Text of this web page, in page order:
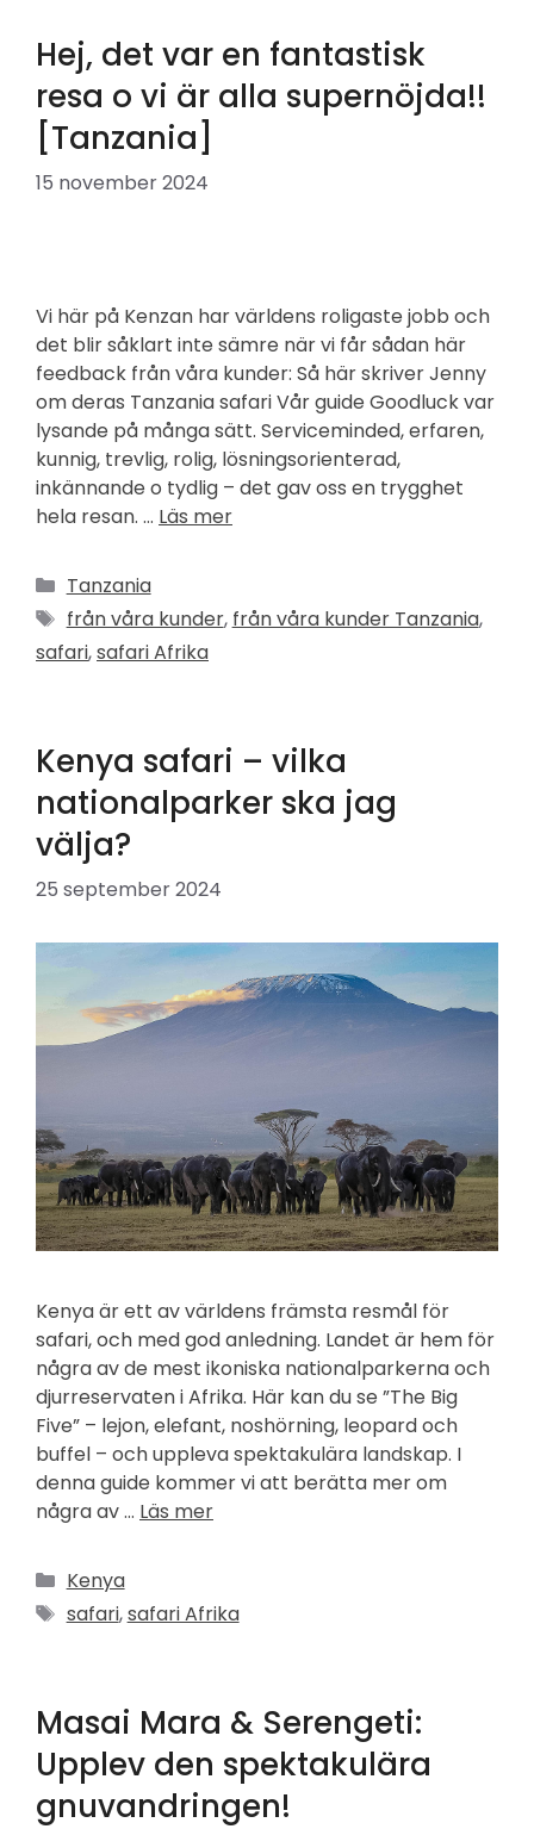
Hej, det var en fantastisk
resa o vi är alla supernöjda!!
[Tanzania]
15 november 2024
Vi här på Kenzan har världens roligaste jobb och
det blir såklart inte sämre när vi får sådan här
feedback från våra kunder: Så här skriver Jenny
om deras Tanzania safari Vår guide Goodluck var
lysande på många sätt. Serviceminded, erfaren,
kunnig, trevlig, rolig, lösningsorienterad,
inkännande o tydlig – det gav oss en trygghet
hela resan. … Läs mer
Kategorier
Tanzania
Etiketter
från våra kunder, från våra kunder Tanzania,
safari,safari Afrika
Kenya safari – vilka
nationalparker ska jag
välja?
25 september 2024
Kenya är ett av världens främsta resmål för
safari, och med god anledning. Landet är hem för
några av de mest ikoniska nationalparkerna och
djurreservaten i Afrika. Här kan du se ”The Big
Five” – lejon, elefant, noshörning, leopard och
buffel – och uppleva spektakulära landskap. I
denna guide kommer vi att berätta mer om
några av … Läs mer
Kategorier
Kenya
Etiketter
safari,safari Afrika
Masai Mara & Serengeti:
Upplev den spektakulära
gnuvandringen!